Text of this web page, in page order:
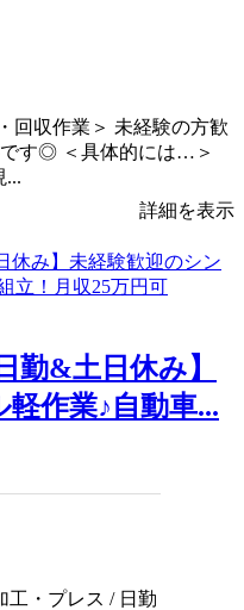
回収作業＞ 未経験の方歓
す◎ ＜具体的には…＞
...
詳細を表示
勤&土日休み】
作業♪自動車...
工・プレス / 日勤